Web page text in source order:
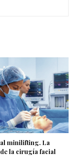
minilifting. La
la cirugía facial